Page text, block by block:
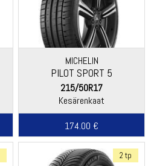
MICHELIN
PILOT SPORT 5
215/50R17
Kesärenkaat
174.00 €
2 tp